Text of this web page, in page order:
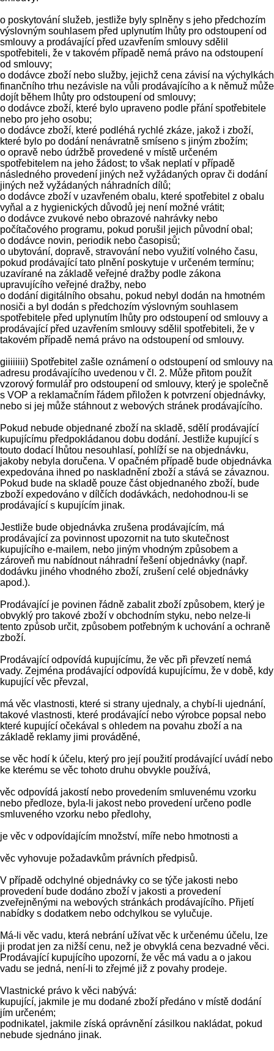
o poskytování služeb, jestliže byly splněny s jeho předchozím
výslovným souhlasem před uplynutím lhůty pro odstoupení od
smlouvy a prodávající před uzavřením smlouvy sdělil
spotřebiteli, že v takovém případě nemá právo na odstoupení
od smlouvy;
o dodávce zboží nebo služby, jejichž cena závisí na výchylkách
finančního trhu nezávisle na vůli prodávajícího a k němuž může
dojít během lhůty pro odstoupení od smlouvy;
o dodávce zboží, které bylo upraveno podle přání spotřebitele
nebo pro jeho osobu;
o dodávce zboží, které podléhá rychlé zkáze, jakož i zboží,
které bylo po dodání nenávratně smíseno s jiným zbožím;
o opravě nebo údržbě provedené v místě určeném
spotřebitelem na jeho žádost; to však neplatí v případě
následného provedení jiných než vyžádaných oprav či dodání
jiných než vyžádaných náhradních dílů;
o dodávce zboží v uzavřeném obalu, které spotřebitel z obalu
vyňal a z hygienických důvodů jej není možné vrátit;
o dodávce zvukové nebo obrazové nahrávky nebo
počítačového programu, pokud porušil jejich původní obal;
o dodávce novin, periodik nebo časopisů;
o ubytování, dopravě, stravování nebo využití volného času,
pokud prodávající tato plnění poskytuje v určeném termínu;
uzavírané na základě veřejné dražby podle zákona
upravujícího veřejné dražby, nebo
o dodání digitálního obsahu, pokud nebyl dodán na hmotném
nosiči a byl dodán s předchozím výslovným souhlasem
spotřebitele před uplynutím lhůty pro odstoupení od smlouvy a
prodávající před uzavřením smlouvy sdělil spotřebiteli, že v
takovém případě nemá právo na odstoupení od smlouvy.
giiiiiiii) Spotřebitel zašle oznámení o odstoupení od smlouvy na
adresu prodávajícího uvedenou v čl. 2. Může přitom použít
vzorový formulář pro odstoupení od smlouvy, který je společně
s VOP a reklamačním řádem přiložen k potvrzení objednávky,
nebo si jej může stáhnout z webových stránek prodávajícího.
Pokud nebude objednané zboží na skladě, sdělí prodávající
kupujícímu předpokládanou dobu dodání. Jestliže kupující s
touto dodací lhůtou nesouhlasí, pohlíží se na objednávku,
jakoby nebyla doručena. V opačném případě bude objednávka
expedována ihned po naskladnění zboží a stává se závaznou.
Pokud bude na skladě pouze část objednaného zboží, bude
zboží expedováno v dílčích dodávkách, nedohodnou-li se
prodávající s kupujícím jinak.
Jestliže bude objednávka zrušena prodávajícím, má
prodávající za povinnost upozornit na tuto skutečnost
kupujícího e-mailem, nebo jiným vhodným způsobem a
zároveň mu nabídnout náhradní řešení objednávky (např.
dodávku jiného vhodného zboží, zrušení celé objednávky
apod.).
Prodávající je povinen řádně zabalit zboží způsobem, který je
obvyklý pro takové zboží v obchodním styku, nebo nelze-li
tento způsob určit, způsobem potřebným k uchování a ochraně
zboží.
Prodávající odpovídá kupujícímu, že věc při převzetí nemá
vady. Zejména prodávající odpovídá kupujícímu, že v době, kdy
kupující věc převzal,
má věc vlastnosti, které si strany ujednaly, a chybí-li ujednání,
takové vlastnosti, které prodávající nebo výrobce popsal nebo
které kupující očekával s ohledem na povahu zboží a na
základě reklamy jimi prováděné,
se věc hodí k účelu, který pro její použití prodávající uvádí nebo
ke kterému se věc tohoto druhu obvykle používá,
věc odpovídá jakostí nebo provedením smluvenému vzorku
nebo předloze, byla-li jakost nebo provedení určeno podle
smluveného vzorku nebo předlohy,
je věc v odpovídajícím množství, míře nebo hmotnosti a
věc vyhovuje požadavkům právních předpisů.
V případě odchylné objednávky co se týče jakosti nebo
provedení bude dodáno zboží v jakosti a provedení
zveřejněnými na webových stránkách prodávajícího. Přijetí
nabídky s dodatkem nebo odchylkou se vylučuje.
Má-li věc vadu, která nebrání užívat věc k určenému účelu, lze
ji prodat jen za nižší cenu, než je obvyklá cena bezvadné věci.
Prodávající kupujícího upozorní, že věc má vadu a o jakou
vadu se jedná, není-li to zřejmé již z povahy prodeje.
Vlastnické právo k věci nabývá:
kupující, jakmile je mu dodané zboží předáno v místě dodání
jím určeném;
podnikatel, jakmile získá oprávnění zásilkou nakládat, pokud
nebude sjednáno jinak.